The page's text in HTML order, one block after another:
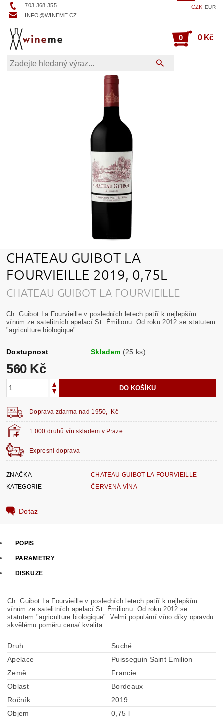
703 368 355
INFO@WINEME.CZ
CZK EUR
0 0 Kč
CHATEAU GUIBOT LA
FOURVIEILLE 2019, 0,75L
CHATEAU GUIBOT LA FOURVIEILLE
Ch. Guibot La Fourvieille v posledních letech patří k nejlepším
vínům ze satelitních apelací St. Émilionu. Od roku 2012 se statutem
"agriculture biologique".
Dostupnost Skladem (25 ks)
560 Kč
1 000 druhů vín skladem v Praze
Expresní doprava
Doprava zdarma nad 1950,- Kč
ZNAČKA
CHATEAU GUIBOT LA FOURVIEILLE
KATEGORIE
ČERVENÁ VÍNA
Dotaz
POPIS
PARAMETRY
DISKUZE
Ch. Guibot La Fourvieille v posledních letech patří k nejlepším
vínům ze satelitních apelací St. Émilionu. Od roku 2012 se
statutem "agriculture biologique". Velmi populární víno díky opravdu
skvělému poměru cena/ kvalita.
Druh
Suché
Apelace
Puisseguin Saint Emilion
Země
Francie
Oblast
Bordeaux
Ročník
2019
Objem
0,75 l